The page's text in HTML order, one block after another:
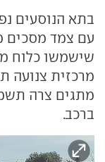
בתא הנוסעים
שישמשו כלוח
מרכזית צנועה
מתגים צרה
ברכב.